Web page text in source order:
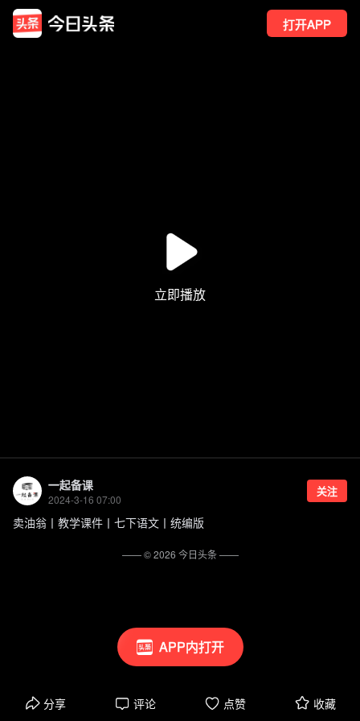
打开APP
APP内打开
一起备课
2024-3-16 07:00
关注
卖油翁丨教学课件丨七下语文丨统编版
分享 评论 点赞 收藏
—— ©2026 今日头条——